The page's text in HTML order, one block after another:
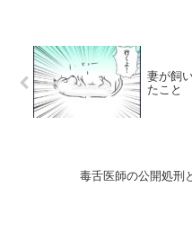
妻が飼
たこと
毒舌医師の公開処刑